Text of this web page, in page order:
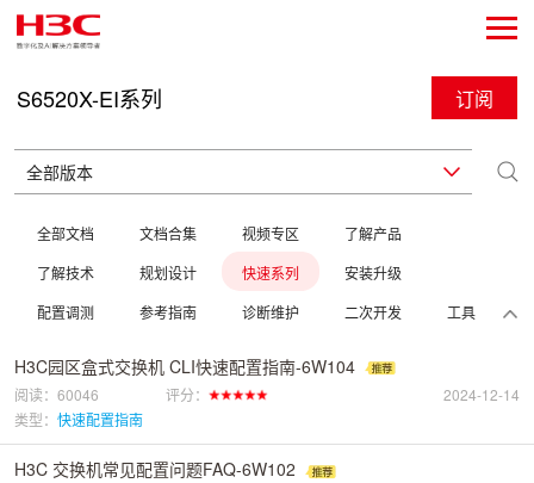
S6520X-EI系列 订阅
全部文档 文档合集 视频专区
了解产品
了解技术
规划设计 快速系列
安装升级
配置调测
参考指南 诊断维护 二次开发 工具
H3C园区盒式交换机 CLI快速配置指南-6W104
阅读：60046 评分：
2024-12-14
类型： 快速配置指南
H3C 交换机常见配置问题FAQ-6W102